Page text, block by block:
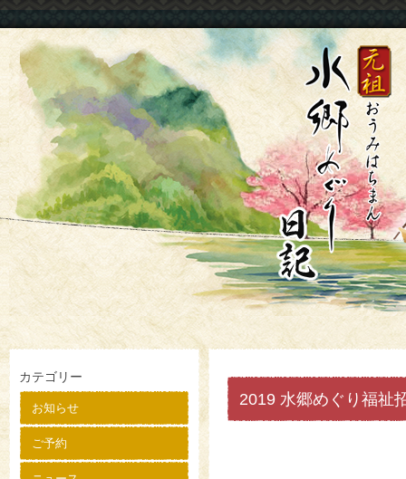
カテゴリー
お知らせ
ご予約
2019 水郷めぐり福祉